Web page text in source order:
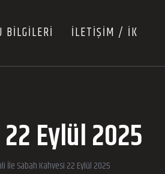
BİLGİLERİ İLETİŞİM / İK
Eylül 2025
İle Sabah Kahvesi 22 Eylül 2025